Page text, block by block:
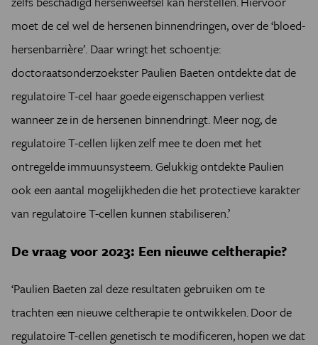
moet de cel wel de hersenen binnendringen, over de ‘bloed-
hersenbarrière’. Daar wringt het schoentje:
doctoraatsonderzoekster Paulien Baeten ontdekte dat de
regulatoire T-cel haar goede eigenschappen verliest
wanneer ze in de hersenen binnendringt. Meer nog, de
regulatoire T-cellen lijken zelf mee te doen met het
ontregelde immuunsysteem. Gelukkig ontdekte Paulien
ook een aantal mogelijkheden die het protectieve karakter
van regulatoire T-cellen kunnen stabiliseren.’
De vraag voor 2023: Een nieuwe celtherapie?
‘Paulien Baeten zal deze resultaten gebruiken om te
trachten een nieuwe celtherapie te ontwikkelen. Door de
regulatoire T-cellen genetisch te modificeren, hopen we dat